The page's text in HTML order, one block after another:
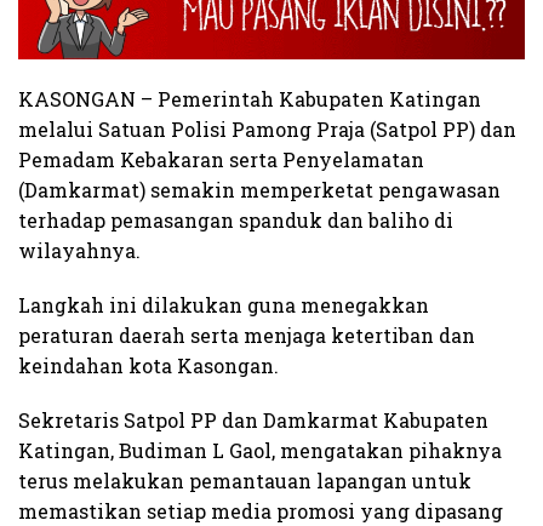
KASONGAN – Pemerintah Kabupaten Katingan
melalui Satuan Polisi Pamong Praja (Satpol PP) dan
Pemadam Kebakaran serta Penyelamatan
(Damkarmat) semakin memperketat pengawasan
terhadap pemasangan spanduk dan baliho di
wilayahnya.
Langkah ini dilakukan guna menegakkan
peraturan daerah serta menjaga ketertiban dan
keindahan kota Kasongan.
Sekretaris Satpol PP dan Damkarmat Kabupaten
Katingan, Budiman L Gaol, mengatakan pihaknya
terus melakukan pemantauan lapangan untuk
memastikan setiap media promosi yang dipasang